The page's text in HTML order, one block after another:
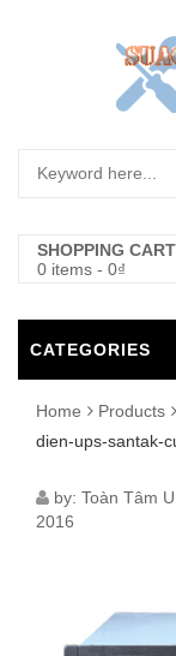
SHOPPING CART
0 items - 0₫
CATEGORIES
Home Products
dien-ups-santak-
BO-
UPS-
by: Toàn Tâm
2016